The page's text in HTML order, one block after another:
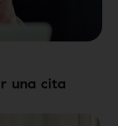
una cita